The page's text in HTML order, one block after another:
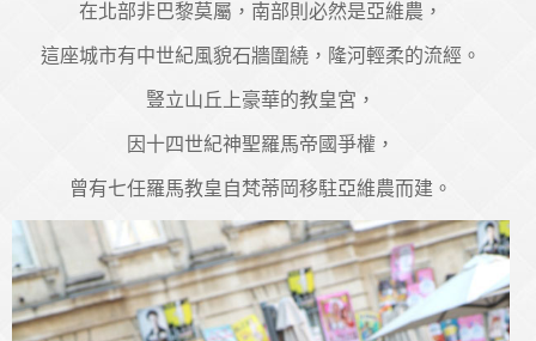
在北部非巴黎莫屬，南部則必然是亞維農，
這座城市有中世紀風貌石牆圍繞，隆河輕柔的流經。
豎立山丘上豪華的教皇宮，
因十四世紀神聖羅馬帝國爭權，
曾有七任羅馬教皇自梵蒂岡移駐亞維農而建。